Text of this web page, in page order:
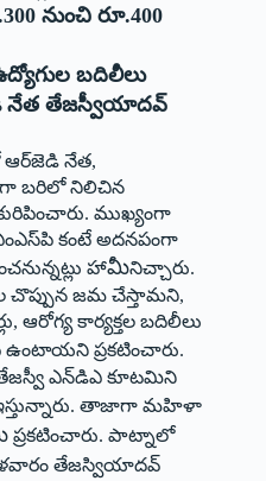
నుంచి రూ.400
బదిలీలు
తేజస్వీయాదవ్‌
ఆర్‌జెడి నేత,
బరిలో నిలిచిన
ముఖ్యంగా
కంటే అదనపంగా
హామీనిచ్చారు.
జమ చేస్తామని,
ఆరోగ్య కార్యక్తల బదిలీలు
ఉంటాయని ప్రకటించారు.
తేజస్వీ ఎన్‌డిఎ కూటమిని
తాజాగా మహిళా
ప్రకటించారు. పాట్నాలో
తేజస్వియాదవ్‌